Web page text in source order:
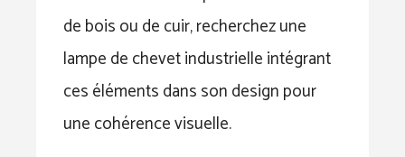
de bois ou de cuir, recherchez une
lampe de chevet industrielle intégrant
ces éléments dans son design pour
une cohérence visuelle.